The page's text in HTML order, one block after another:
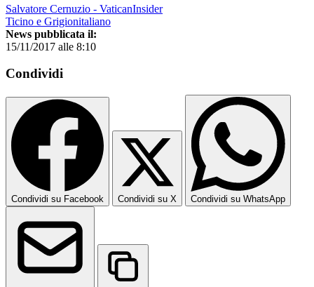
Salvatore Cernuzio - VaticanInsider
Ticino e Grigionitaliano
News pubblicata il:
15/11/2017 alle 8:10
Condividi
Condividi su Facebook Condividi su X Condividi su WhatsApp